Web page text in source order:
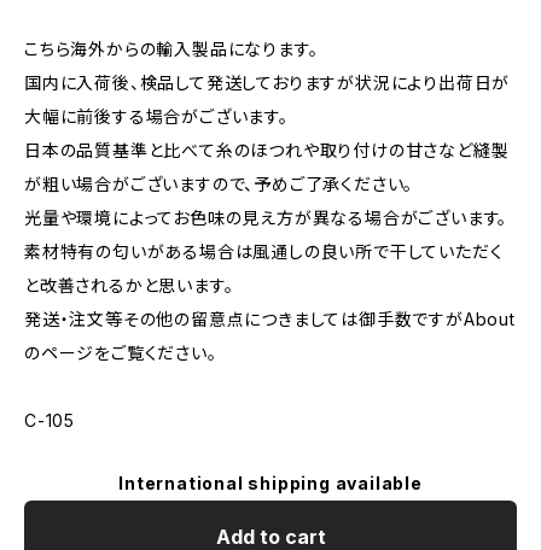
こちら海外からの輸入製品になります。
国内に入荷後、検品して発送しておりますが状況により出荷日が
大幅に前後する場合がございます。
日本の品質基準と比べて糸のほつれや取り付けの甘さなど縫製
が粗い場合がございますので、予めご了承ください。
光量や環境によってお色味の見え方が異なる場合がございます。
素材特有の匂いがある場合は風通しの良い所で干していただく
と改善されるかと思います。
発送・注文等その他の留意点につきましては御手数ですがAbout
のページをご覧ください。
C-105
International shipping available
Add to cart